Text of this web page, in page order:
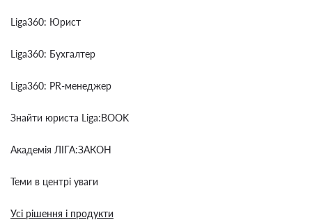
Liga360: Юрист
Liga360: Бухгалтер
Liga360: PR-менеджер
Знайти юриста Liga:BOOK
Академія ЛІГА:ЗАКОН
Теми в центрі уваги
Усі рішення і продукти